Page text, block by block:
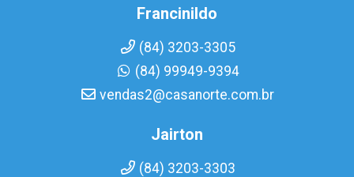
Francinildo
(84) 3203-3305
(84) 99949-9394
vendas2@casanorte.com.br
Jairton
(84) 3203-3303